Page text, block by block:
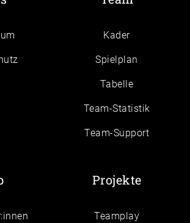
Kader
Spielplan
Tabelle
Team-Statistik
Team-Support
Projekte
Teamplay